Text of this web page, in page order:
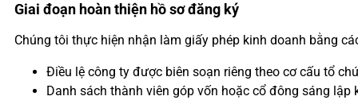
Giai đoạn hoàn thiện hồ sơ đăng ký
Chúng tôi thực hiện nhận làm giấy phép kinh doanh bằng
Điều lệ công ty được biên soạn riêng theo cơ cấu tổ
Danh sách thành viên góp vốn hoặc cổ đông sáng